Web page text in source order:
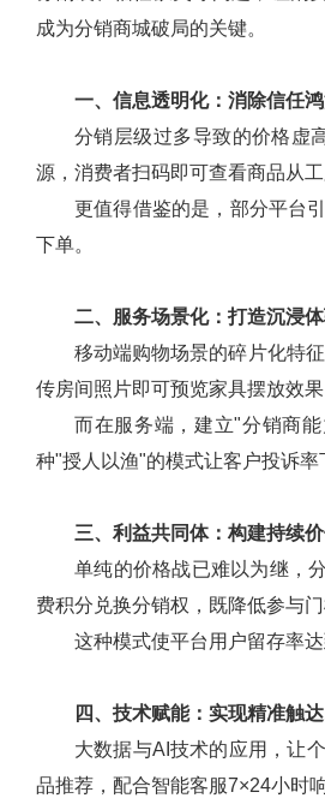
成为分销商城破局的关键。
一、信息透明化：消除信任
分销层级过多导致的价格虚
源，消费者扫码即可查看商品从
更值得借鉴的是，部分平台
下单。
二、服务场景化：打造沉浸
移动端购物场景的碎片化特
传房间照片即可预览家具摆放效
而在服务端，建立"分销商
种"授人以渔"的模式让客户投诉率
三、利益共同体：构建持续
单纯的价格战已难以为继，
费积分兑换分销权，既降低参与
这种模式使平台用户留存率
四、技术赋能：实现精准触达
大数据与AI技术的应用，让
品推荐，配合智能客服7×24小时